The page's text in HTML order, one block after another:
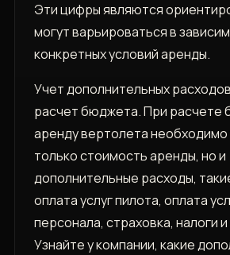
Эти цифры являются
могут варьироваться в
конкретных условий аренды.
Учет дополнительных
расчет бюджета. При расчете
аренду вертолета необходимо
только стоимость аренды, но и
дополнительные расходы,
оплата услуг пилота, оплата
персонала, страховка, налоги
Узнайте у компании, какие